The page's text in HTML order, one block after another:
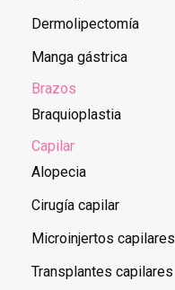
Dermolipectomía
Manga gástrica
Brazos
Braquioplastia
Capilar
Alopecia
Cirugía capilar
Microinjertos capilares
Transplantes capilares